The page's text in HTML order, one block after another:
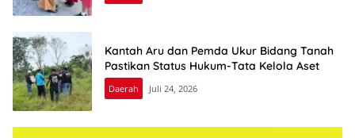
Kantah Aru dan Pemda Ukur Bidang Tanah
Pastikan Status Hukum-Tata Kelola Aset
Daerah Juli 24, 2026